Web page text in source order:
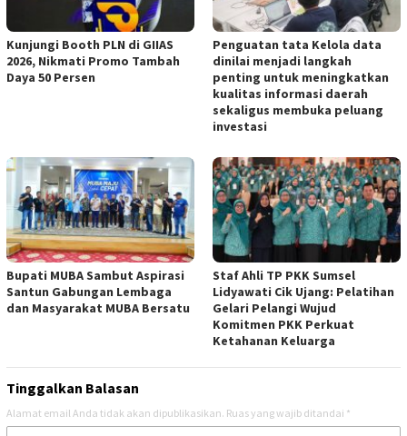
Kunjungi Booth PLN di GIIAS
2026, Nikmati Promo Tambah
Daya 50 Persen
Penguatan tata Kelola data
dinilai menjadi langkah
penting untuk meningkatkan
kualitas informasi daerah
sekaligus membuka peluang
investasi
Bupati MUBA Sambut Aspirasi
Santun Gabungan Lembaga
dan Masyarakat MUBA Bersatu
Staf Ahli TP PKK Sumsel
Lidyawati Cik Ujang: Pelatihan
Gelari Pelangi Wujud
Komitmen PKK Perkuat
Ketahanan Keluarga
Tinggalkan Balasan
Alamat email Anda tidak akan dipublikasikan. Ruas yang wajib ditandai *